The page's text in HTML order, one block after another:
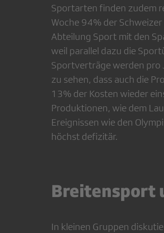
Sportarten finden zudem
Woche 94% der
Abteilung Sport mit den
weil parallel dazu die
Sportverträge werden pro
zu sehen, dass auch die
13% der Kosten wieder
Produktionen, wie dem
Ereignissen wie den
höchst defizitär.
Breitensport
In kleinen Gruppen